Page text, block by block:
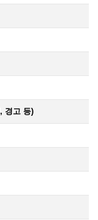
경고 등)